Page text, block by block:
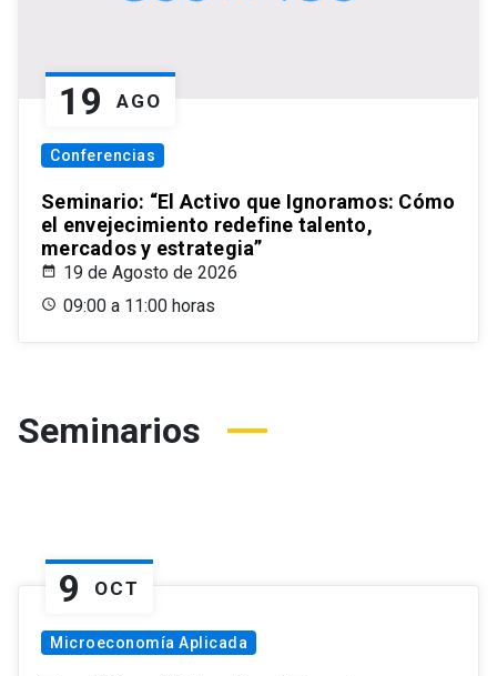
19 AGO
Conferencias
Seminario: “El Activo que Ignoramos: Cómo
el envejecimiento redefine talento,
mercados y estrategia”
19 de Agosto de 2026
09:00 a 11:00 horas
Seminarios
9 OCT
Microeconomía Aplicada